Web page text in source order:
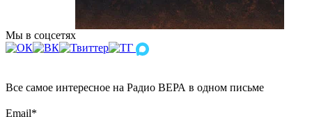
Мы в соцсетях
Все самое интересное на Радио ВЕРА в одном письме
Email*